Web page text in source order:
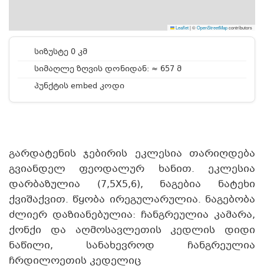
Leaflet|©OpenStreetMapcontributors
სიზუსტე 0 კმ
სიმაღლე ზღვის დონიდან: ≈ 657 მ
პუნქტის embed კოდი
გარდატენის ჯებირის ეკლესია თარიღდება
გვიანდელ ფეოდალურ ხანით. ეკლესია
დარბაზულია (7,5X5,6), ნაგებია ნატეხი
ქვიშაქვით. წყობა ირეგულარულია. ნაგებობა
ძლიერ დაზიანებულია: ჩანგრეულია კამარა,
ქონქი და აღმოსავლეთის კედლის დიდი
ნაწილი, სანახევროდ ჩანგრეულია
ჩრდილოეთის კედელიც